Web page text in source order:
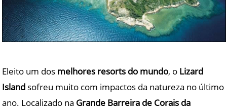
Eleito um dos melhores resorts do mundo, o Lizard
Island sofreu muito com impactos da natureza no último
ano. Localizado na Grande Barreira de Corais da